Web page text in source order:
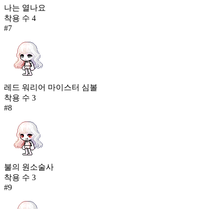
나는 열나요
착용 수 4
#7
레드 워리어 마이스터 심볼
착용 수 3
#8
불의 원소술사
착용 수 3
#9